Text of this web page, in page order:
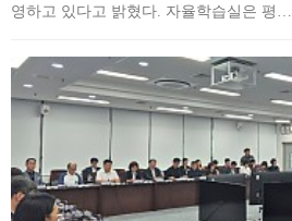
영하고 있다고 밝혔다. 자율학습실은 평…